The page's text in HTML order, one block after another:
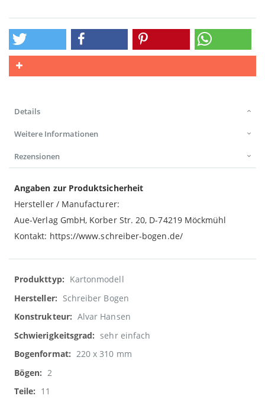
Details
Weitere Informationen
Rezensionen
Angaben zur Produktsicherheit
Hersteller / Manufacturer:
Aue-Verlag GmbH, Korber Str. 20, D-74219 Möckmühl
Kontakt: https://www.schreiber-bogen.de/
Weitere
Informationen
Kartonmodell
Schreiber Bogen
Alvar Hansen
sehr einfach
220 x 310 mm
2
11